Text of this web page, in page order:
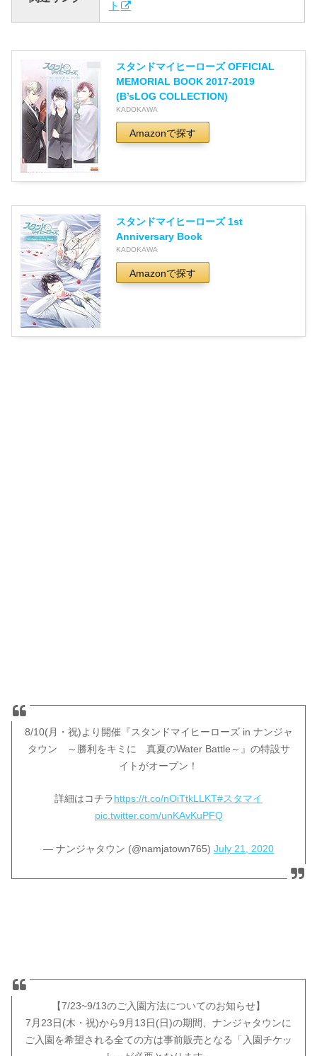
ト
スタンドマイヒーローズ OFFICIAL
MEMORIAL BOOK 2017-2019
(B’sLOG COLLECTION)
KADOKAWA
Amazonで探す
スタンドマイヒーローズ 1st
Anniversary Book
KADOKAWA
Amazonで探す
8/10(月・祝)より開催『スタンドマイヒーローズ in ナンジャ
タウン ～勝利をキミに 真夏のWater Battle～』の特設サ
イトがオープン！
詳細はコチラhttps://t.co/nOiTtkLLKT#スタマイ
pic.twitter.com/unKAvKuPFQ
— ナンジャタウン (@namjatown765) July 21, 2020
【7/23~9/13のご入園方法についてのお知らせ】
7月23日(木・祝)から9月13日(日)の期間、ナンジャタウンに
ご入園を希望される全ての方は事前販売となる「入園チケッ